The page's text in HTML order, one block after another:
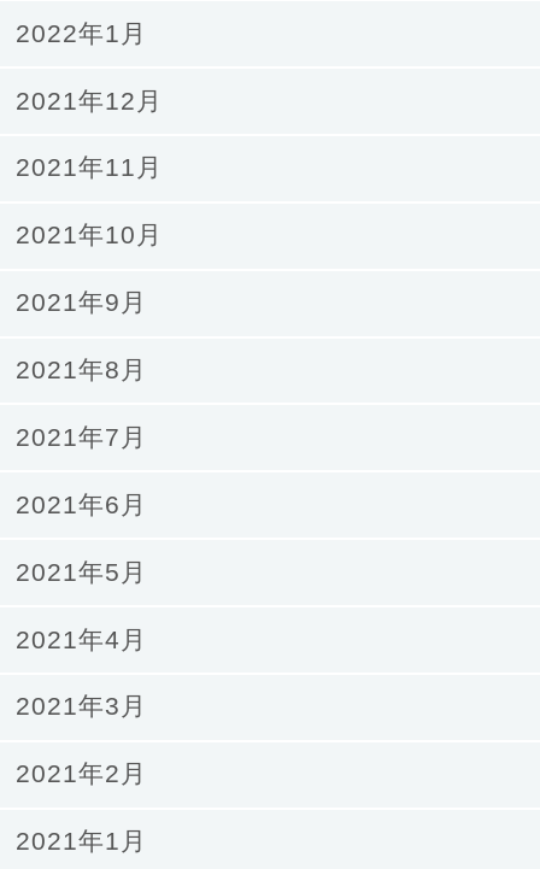
2022年1月
2021年12月
2021年11月
2021年10月
2021年9月
2021年8月
2021年7月
2021年6月
2021年5月
2021年4月
2021年3月
2021年2月
2021年1月